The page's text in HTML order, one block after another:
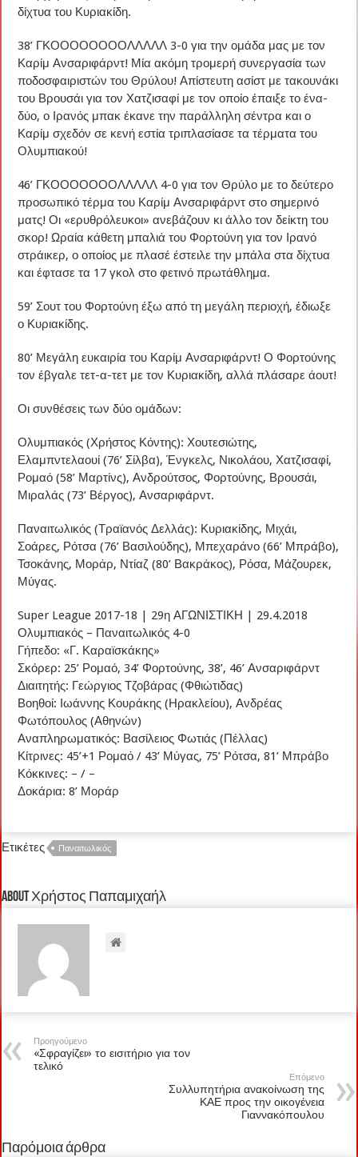
δίχτυα του Κυριακίδη.
38’ ΓΚΟΟΟΟΟΟΟΟΛΛΛΛΛ 3-0 για την ομάδα μας με τον
Καρίμ Ανσαριφάρντ! Μία ακόμη τρομερή συνεργασία των
ποδοσφαιριστών του Θρύλου! Απίστευτη ασίστ με τακουνάκι
του Βρουσάι για τον Χατζισαφί με τον οποίο έπαιξε το ένα-
δύο, ο Ιρανός μπακ έκανε την παράλληλη σέντρα και ο
Καρίμ σχεδόν σε κενή εστία τριπλασίασε τα τέρματα του
Ολυμπιακού!
46’ ΓΚΟΟΟΟΟΟΟΛΛΛΛΛ 4-0 για τον Θρύλο με το δεύτερο
προσωπικό τέρμα του Καρίμ Ανσαριφάρντ στο σημερινό
ματς! Οι «ερυθρόλευκοι» ανεβάζουν κι άλλο τον δείκτη του
σκορ! Ωραία κάθετη μπαλιά του Φορτούνη για τον Ιρανό
στράικερ, ο οποίος με πλασέ έστειλε την μπάλα στα δίχτυα
και έφτασε τα 17 γκολ στο φετινό πρωτάθλημα.
59’ Σουτ του Φορτούνη έξω από τη μεγάλη περιοχή, έδιωξε
ο Κυριακίδης.
80’ Μεγάλη ευκαιρία του Καρίμ Ανσαριφάρντ! Ο Φορτούνης
τον έβγαλε τετ-α-τετ με τον Κυριακίδη, αλλά πλάσαρε άουτ!
Οι συνθέσεις των δύο ομάδων:
Ολυμπιακός (Χρήστος Κόντης): Χουτεσιώτης,
Ελαμπντελαουί (76’ Σίλβα), Ένγκελς, Νικολάου, Χατζισαφί,
Ρομαό (58’ Μαρτίνς), Ανδρούτσος, Φορτούνης, Βρουσάι,
Μιραλάς (73’ Βέργος), Ανσαριφάρντ.
Παναιτωλικός (Τραϊανός Δελλάς): Κυριακίδης, Μιχάι,
Σοάρες, Ρότσα (76’ Βασιλούδης), Μπεχαράνο (66’ Μπράβο),
Τσοκάνης, Μοράρ, Ντίαζ (80’ Βακράκος), Ρόσα, Μάζουρεκ,
Μύγας.
Super League 2017-18 | 29η ΑΓΩΝΙΣΤΙΚΗ | 29.4.2018
Ολυμπιακός – Παναιτωλικός 4-0
Γήπεδο: «Γ. Καραϊσκάκης»
Σκόρερ: 25’ Ρομαό, 34’ Φορτούνης, 38’, 46’ Ανσαριφάρντ
Διαιτητής: Γεώργιος Τζοβάρας (Φθιώτιδας)
Βοηθοί: Ιωάννης Κουράκης (Ηρακλείου), Ανδρέας
Φωτόπουλος (Αθηνών)
Αναπληρωματικός: Βασίλειος Φωτιάς (Πέλλας)
Κίτρινες: 45’+1 Ρομαό / 43’ Μύγας, 75’ Ρότσα, 81’ Μπράβο
Κόκκινες: – / –
Δοκάρια: 8’ Μοράρ
Ετικέτες Παναιτωλικός
About Χρήστος Παπαμιχαήλ
Προηγούμενο
«Σφραγίζει» το εισιτήριο για τον
τελικό
Επόμενο
Συλλυπητήρια ανακοίνωση της
ΚΑΕ προς την οικογένεια
Γιαννακόπουλου
Παρόμοια άρθρα